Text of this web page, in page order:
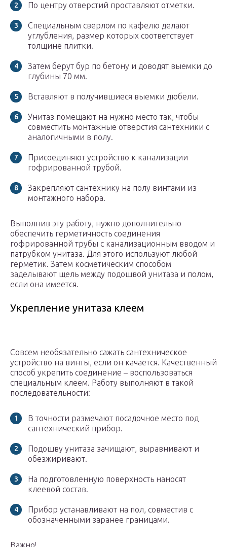
По центру отверстий проставляют отметки.
Специальным сверлом по кафелю делают
углубления, размер которых соответствует
толщине плитки.
Затем берут бур по бетону и доводят выемки до
глубины 70 мм.
Вставляют в получившиеся выемки дюбели.
Унитаз помещают на нужно место так, чтобы
совместить монтажные отверстия сантехники с
аналогичными в полу.
Присоединяют устройство к канализации
гофрированной трубой.
Закрепляют сантехнику на полу винтами из
монтажного набора.
Выполнив эту работу, нужно дополнительно
обеспечить герметичность соединения
гофрированной трубы с канализационным вводом и
патрубком унитаза. Для этого используют любой
герметик. Затем косметическим способом
заделывают щель между подошвой унитаза и полом,
если она имеется.
Укрепление унитаза клеем
Совсем необязательно сажать сантехническое
устройство на винты, если он качается. Качественный
способ укрепить соединение – воспользоваться
специальным клеем. Работу выполняют в такой
последовательности:
В точности размечают посадочное место под
сантехнический прибор.
Подошву унитаза зачищают, выравнивают и
обезжиривают.
На подготовленную поверхность наносят
клеевой состав.
Прибор устанавливают на пол, совместив с
обозначенными заранее границами.
Важно!